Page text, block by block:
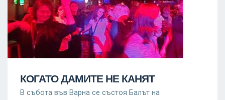
КОГАТО ДАМИТЕ НЕ КАНЯТ
В събота във Варна се състоя Балът на